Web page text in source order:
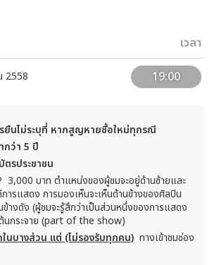
เวลา
2558 19:00
ยืนไม่ระบุที่ หากสูญหายซื้อใหม่ทุกรณี
กว่า 5 ปี
รประชาชน
3,000 บาท ตำแหน่งของผู้ชมจะอยู่ด้านซ้ายและ
การแสดง การมองเห็นจะเห็นด้านข้างของศิลปิน
ข้างดัง (ผู้ชมจะรู้สึกว่าเป็นส่วนหนึ่งของการแสดง
นกระจาย (part of the show)
ในบางส่วน แต่ (ไม่รองรับทุกคน) ทางเข้าชมช่อง